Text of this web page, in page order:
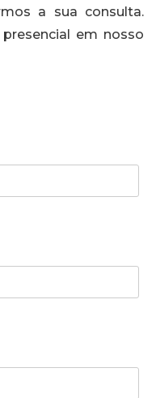
a sua consulta.
em nosso